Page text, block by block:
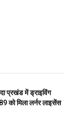
प्रखंड में ड्राइविंग
को मिला लर्नर लाइसेंस